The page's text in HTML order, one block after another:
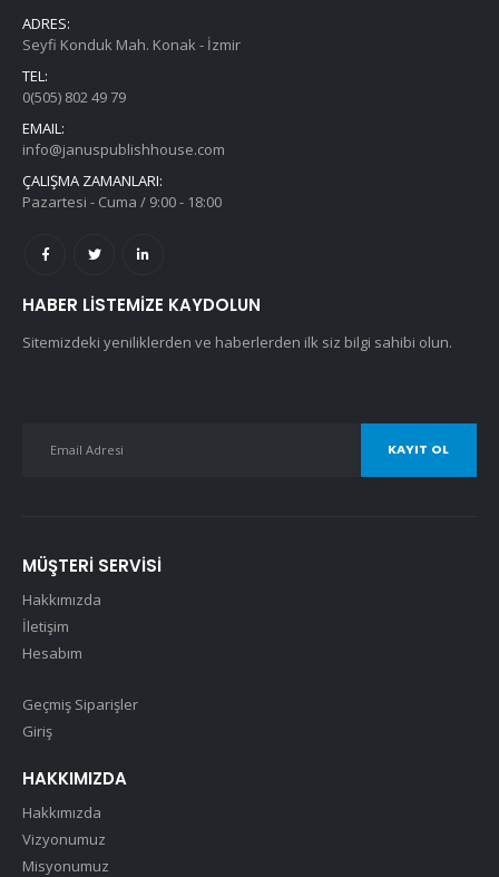
ADRES:
Seyfi Konduk Mah. Konak - İzmir
TEL:
0(505) 802 49 79
EMAIL:
info@januspublishhouse.com
ÇALIŞMA ZAMANLARI:
Pazartesi - Cuma / 9:00 - 18:00
HABER LISTEMIZE KAYDOLUN
Sitemizdeki yeniliklerden ve haberlerden ilk siz bilgi sahibi olun.
MÜŞTERI SERVISI
Hakkımızda
İletişim
Hesabım
Geçmiş Siparişler
Giriş
HAKKIMIZDA
Hakkımızda
Vizyonumuz
Misyonumuz